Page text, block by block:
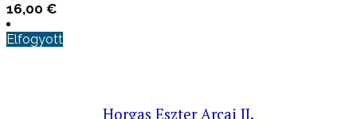
16,00 €
Elfogyott
Horgas Eszter Arcai II.